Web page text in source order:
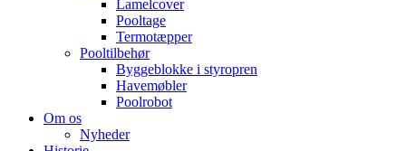
Lamelcover
Pooltage
Termotæpper
Pooltilbehør
Byggeblokke i styropren
Havemøbler
Poolrobot
Om os
Nyheder